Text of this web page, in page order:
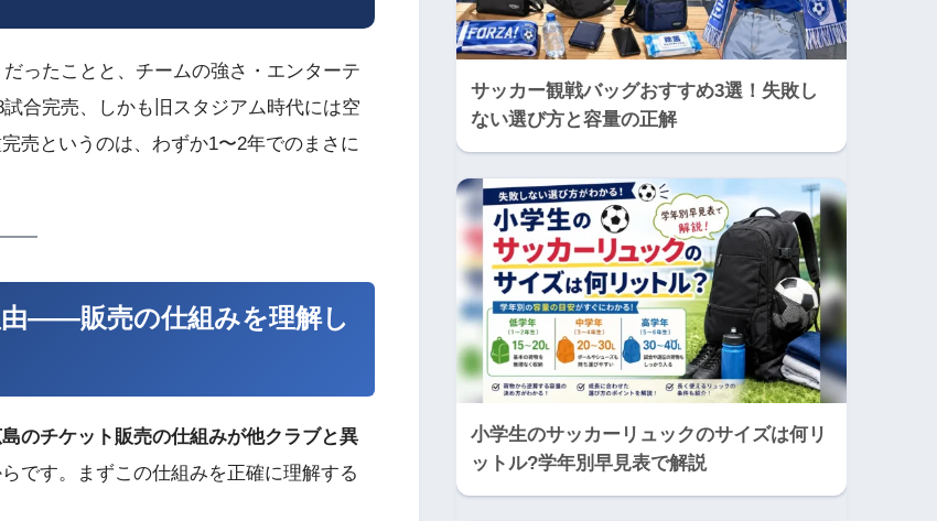
ったことと、チームの強さ・エンターテ
合完売、しかも旧スタジアム時代には空
売というのは、わずか1〜2年でのまさに
——販売の仕組みを理解し
のチケット販売の仕組みが他クラブと異
です。まずこの仕組みを正確に理解する
サッカー観戦バッグおすすめ3選！失敗し
ない選び方と容量の正解
小学生のサッカーリュックのサイズは何リ
ットル?学年別早見表で解説